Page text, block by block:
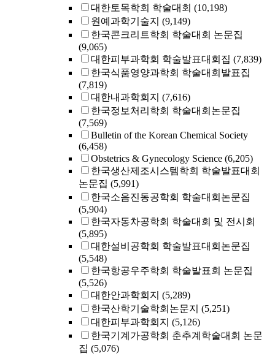
대한토목학회 학술대회 (10,198)
원예과학기술지 (9,149)
한국콘크리트학회 학술대회 논문집
(9,065)
대한피부과학회 학술발표대회집 (7,839)
한국식품영양과학회 학술대회발표집
(7,819)
대한내과학회지 (7,616)
한국정보처리학회 학술대회논문집
(7,569)
Bulletin of the Korean Chemical Society
(6,458)
Obstetrics & Gynecology Science (6,205)
한국생산제조시스템학회 학술발표대회
논문집 (5,991)
한국소음진동공학회 학술대회논문집
(5,904)
한국자동차공학회 학술대회 및 전시회
(5,895)
대한설비공학회 학술발표대회논문집
(5,548)
한국항공우주학회 학술발표회 논문집
(5,526)
대한안과학회지 (5,289)
한국산학기술학회논문지 (5,251)
대한피부과학회지 (5,126)
한국기계가공학회 춘추계학술대회 논문
집 (5,076)